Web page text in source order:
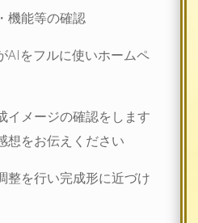
機能等の確認
AIをフルに使いホームペ
イメージの確認をします
想をお伝えください
整を行い完成形に近づけ